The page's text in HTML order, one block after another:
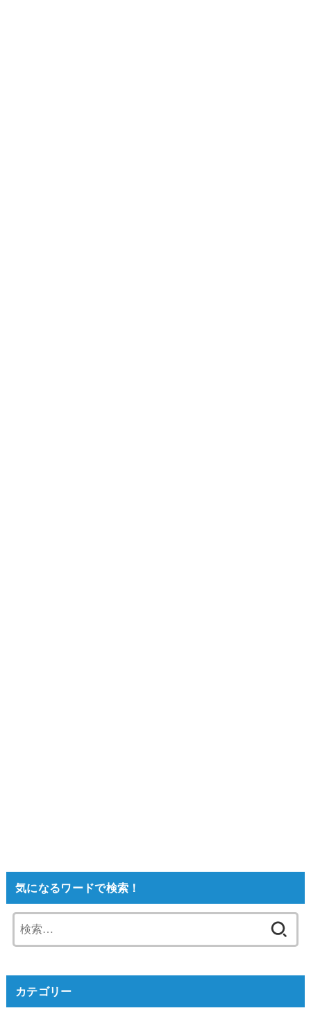
気になるワードで検索！
索:
カテゴリー